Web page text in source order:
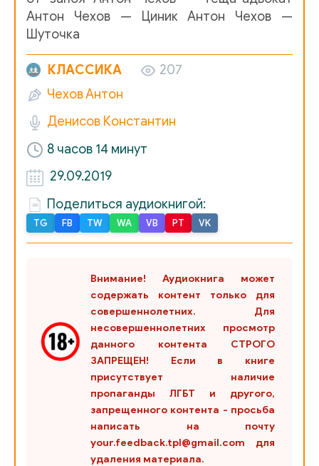
Антон Чехов - Соседи1..
Антон Чехов - Средство от запоя
Антон Чехов - Теща-адвокат
Антон Чехов — Циник Антон Чехов —
Шуточка
КЛАССИКА
207
Чехов Антон
Денисов Константин
8 часов 14 минут
29.09.2019
Поделиться аудиокнигой:
TG FB TW WA VB PT VK
Внимание! Аудиокнига может
содержать контент только для
совершеннолетних. Для
несовершеннолетних просмотр
данного контента СТРОГО
ЗАПРЕЩЕН! Если в книге
присутствует наличие
пропаганды ЛГБТ и другого,
запрещенного контента - просьба
написать на почту
your.feedback.tpl@gmail.com для
удаления материала.